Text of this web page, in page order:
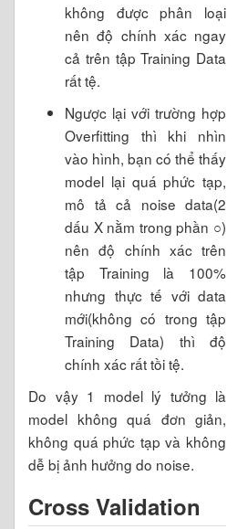
không được phân loại
nên độ chính xác ngay
cả trên tập Training Data
rất tệ.
Ngược lại với trường hợp
Overfitting thì khi nhìn
vào hình, bạn có thể thấy
model lại quá phức tạp,
mô tả cả noise data(2
dấu X nằm trong phần ○)
nên độ chính xác trên
tập Training là 100%
nhưng thực tế với data
mới(không có trong tập
Training Data) thì độ
chính xác rất tồi tệ.
Do vậy 1 model lý tưởng là
model không quá đơn giản,
không quá phức tạp và không
dễ bị ảnh hưởng do noise.
Cross Validation